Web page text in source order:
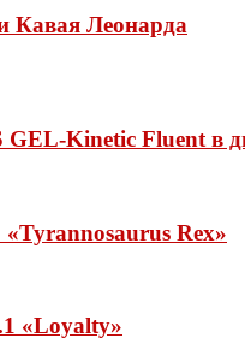
Кавая Леонарда
GEL-Kinetic Fluent в
Rex»
«Loyalty»